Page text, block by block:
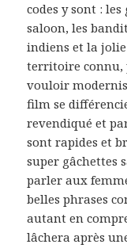
codes y sont :
saloon, les
indiens et la jolie
territoire connu,
vouloir
film se
revendiqué et
sont rapides et
super gâchettes
parler aux
belles phrases
autant en
lâchera après